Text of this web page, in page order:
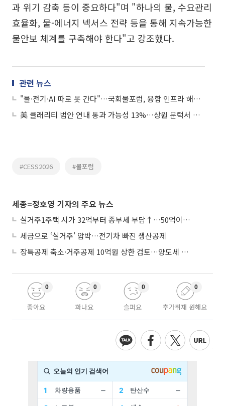
과 위기 감축 등이 중요하다"며 "하나의 물, 수요관리
효율화, 물-에너지 넥서스 전략 등을 통해 지속가능한
물안보 체계를 구축해야 한다"고 강조했다.
관련 뉴스
"물·전기·AI 따로 못 간다"…국회물포럼, 융합 인프라 해법 모색
美 클래리티 법안 연내 통과 가능성 13%…상원 문턱서 제동
#CESS2026 #물포럼
세종=정호영 기자의 주요 뉴스
실거주1주택 시가 32억부터 종부세 부담↑…50억이면 454→979만원
세금으로 ‘실거주’ 압박…전기차 빠진 생산공제
장특공제 축소·거주공제 10억원 상한 검토…양도세 실거주 중심 개편
좋아요
0
화나요
0
슬퍼요
0
추가취재 원해요
0